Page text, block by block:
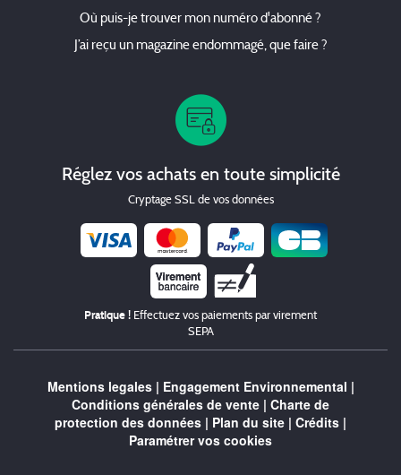
Où puis-je trouver mon numéro d'abonné ?
J’ai reçu un magazine endommagé, que faire ?
Réglez vos achats en toute simplicité
Cryptage SSL de vos données
Chèque
Pratique ! Effectuez vos paiements par virement
SEPA
Mentions legales| Engagement Environnemental |
Conditions générales de vente | Charte de
protection des données | Plan du site | Crédits |
Paramétrer vos cookies